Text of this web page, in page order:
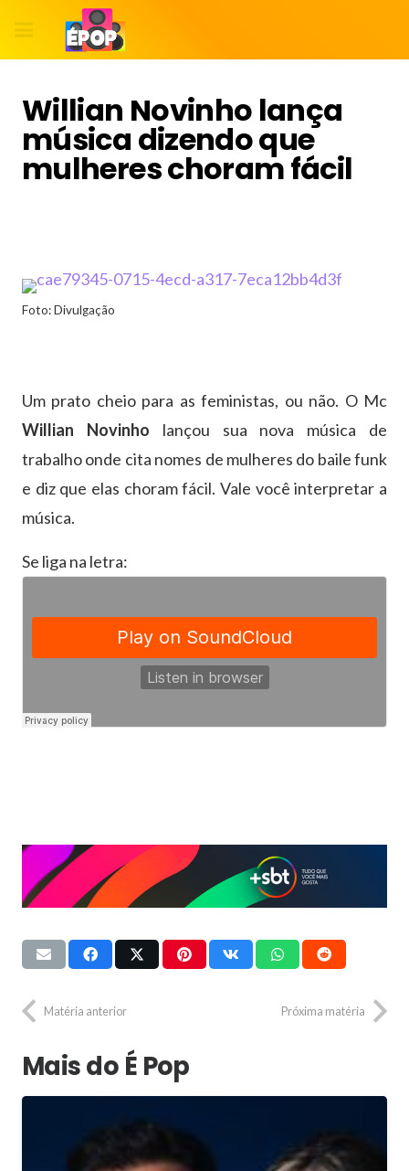
Willian Novinho lança
música dizendo que
mulheres choram fácil
Foto: Divulgação
Um prato cheio para as feministas, ou não. O Mc
Willian Novinho lançou sua nova música de
trabalho onde cita nomes de mulheres do baile funk
e diz que elas choram fácil. Vale você interpretar a
música.
Se liga na letra:
Matéria anterior Próxima matéria
Mais do É Pop